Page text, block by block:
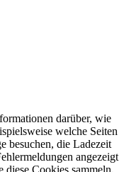
darüber, wie
welche Seiten
besuchen, die Ladezeit
angezeigt